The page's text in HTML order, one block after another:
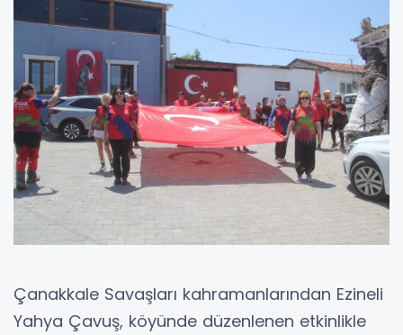
Çanakkale Savaşları kahramanlarından Ezineli
Yahya Çavuş, köyünde düzenlenen etkinlikle